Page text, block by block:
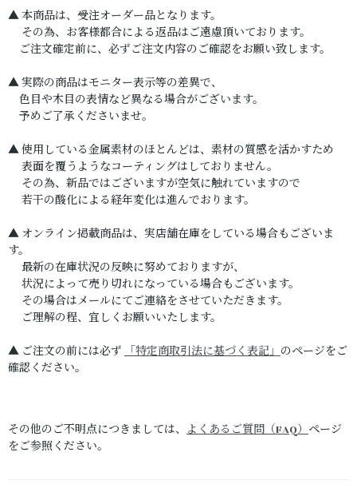
▲ 本商品は、受注オーダー品となります。
その為、お客様都合による返品はご遠慮頂いております。
ご注文確定前に、必ずご注文内容のご確認をお願い致します。
▲ 実際の商品はモニター表示等の差異で、
色目や木目の表情など異なる場合がございます。
予めご了承くださいませ。
▲ 使用している金属素材のほとんどは、素材の質感を活かすため
表面を覆うようなコーティングはしておりません。
その為、新品ではございますが空気に触れていますので
若干の酸化による経年変化は進んでおります。
▲ オンライン掲載商品は、実店舗在庫をしている場合もございま
す。
最新の在庫状況の反映に努めておりますが、
状況によって売り切れになっている場合もございます。
その場合はメールにてご連絡をさせていただきます。
ご理解の程、宜しくお願いいたします。
▲ ご注文の前には必ず 「特定商取引法に基づく表記」のページをご
確認ください。
その他のご不明点につきましては、 よくあるご質問（FAQ）ページ
をご参照ください。